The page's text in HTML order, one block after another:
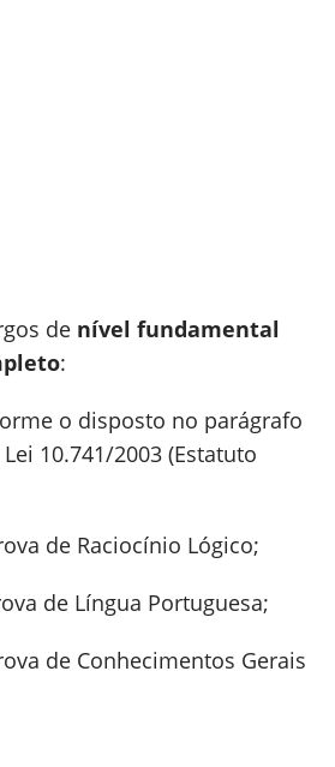
de nível fundamental
:
o disposto no parágrafo
10.741/2003 (Estatuto
de Raciocínio Lógico;
de Língua Portuguesa;
de Conhecimentos Gerais